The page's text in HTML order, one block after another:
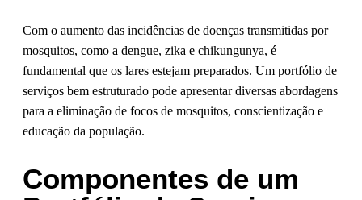
Com o aumento das incidências de doenças transmitidas por
mosquitos, como a dengue, zika e chikungunya, é
fundamental que os lares estejam preparados. Um portfólio de
serviços bem estruturado pode apresentar diversas abordagens
para a eliminação de focos de mosquitos, conscientização e
educação da população.
Componentes de um